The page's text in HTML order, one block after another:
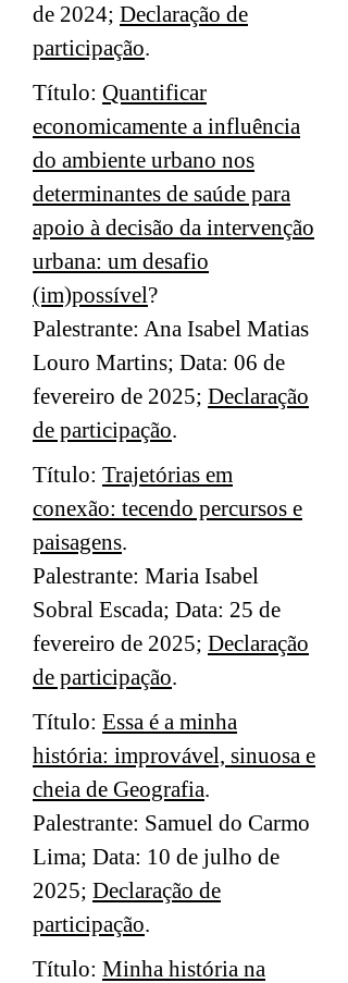
de 2024; Declaração de
participação.
Título: Quantificar
economicamente a influência
do ambiente urbano nos
determinantes de saúde para
apoio à decisão da intervenção
urbana: um desafio
(im)possível?
Palestrante: Ana Isabel Matias
Louro Martins; Data: 06 de
fevereiro de 2025; Declaração
de participação.
Título: Trajetórias em
conexão: tecendo percursos e
paisagens.
Palestrante: Maria Isabel
Sobral Escada; Data: 25 de
fevereiro de 2025; Declaração
de participação.
Título: Essa é a minha
história: improvável, sinuosa e
cheia de Geografia.
Palestrante: Samuel do Carmo
Lima; Data: 10 de julho de
2025; Declaração de
participação.
Título: Minha história na